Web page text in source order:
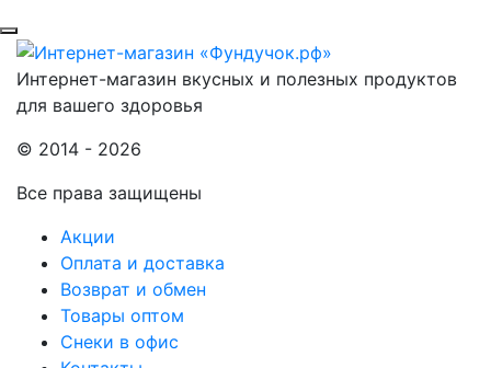
Интернет-магазин вкусных и полезных продуктов
для вашего здоровья
© 2014 - 2026
Все права защищены
Акции
Оплата и доставка
Возврат и обмен
Товары оптом
Снеки в офис